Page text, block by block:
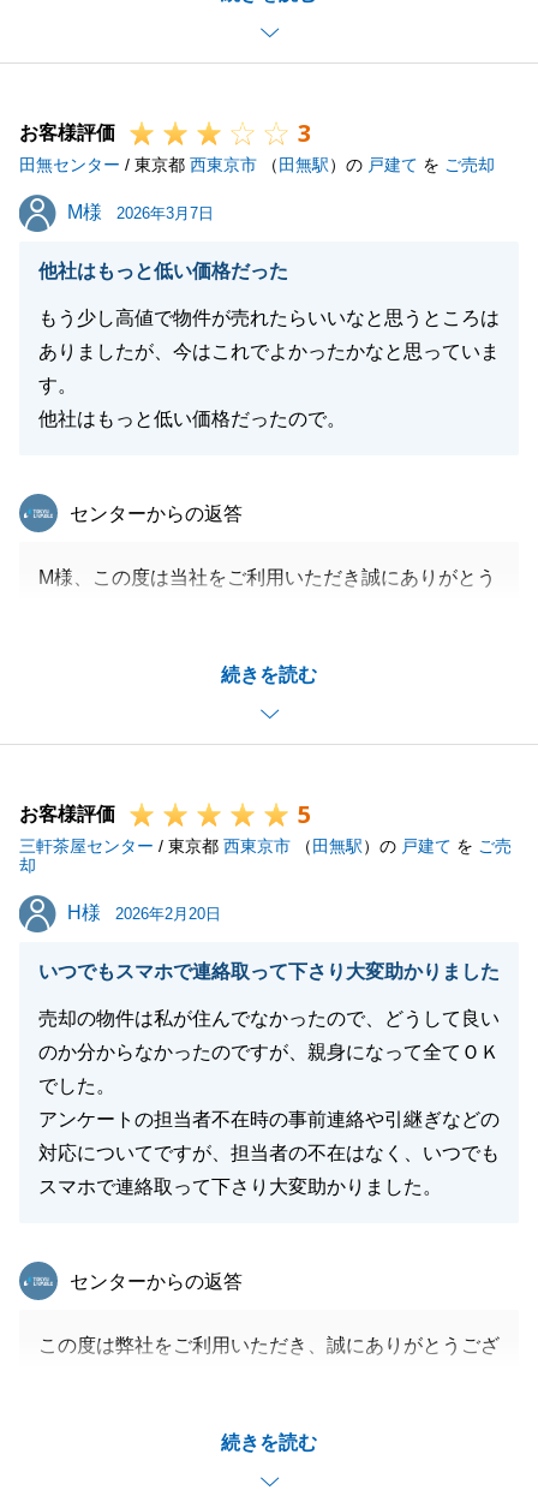
本物件のご売却に際しましては、U様におかれまして
も相続登記など、初めてのお手続きが多くご苦労もあ
終始丁寧にご対応いただいたおかげで、無事にお引渡
しを迎えられましたこと、心より嬉しく感じておりま
す。
今後も不動産に関することでお困りごとがございまし
たら、いつでもお力添えさせていただきます。
お客様評価 3
田無センター / 東京都 西東京市 （ 田無駅）の 戸建て を ご売却
M様
M様 2026年3月7日
他社はもっと低い価格だった
もう少し高値で物件が売れたらいいなと思うところは
ありましたが、今はこれでよかったかなと思っていま
す。
他社はもっと低い価格だったので。
続きを読む
東急リバブル
センターからの返答
M様、この度は当社をご利用いただき誠にありがとう
しかしながら他社様と比較いただき最高値を当社がお
出しできたことは大変嬉しく思います。
また、何かありましたら御気軽にご相談くださいま
お客様評価 5
三軒茶屋センター / 東京都 西東京市 （ 田無駅）の 戸建て を ご売
却
H様
H様 2026年2月20日
いつでもスマホで連絡取って下さり大変助かりました
売却の物件は私が住んでなかったので、どうして良い
のか分からなかったのですが、親身になって全てＯＫ
でした。
アンケートの担当者不在時の事前連絡や引継ぎなどの
対応についてですが、担当者の不在はなく、いつでも
スマホで連絡取って下さり大変助かりました。
続きを読む
東急リバブル
センターからの返答
この度は弊社をご利用いただき、誠にありがとうござ
存じますが、温かいお言葉をいただき大変光栄です。
また、連絡のやり取りについてもご満足いただけたよ